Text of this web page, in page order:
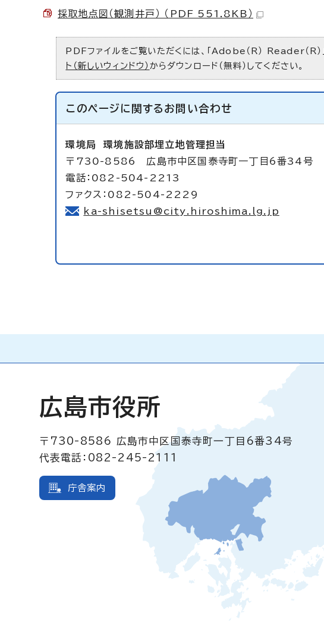
採取地点図（観測井戸） （PDF 551.8KB）
PDFファイルをご覧いただくには、「Adobe（R） Reader（R）
ト（新しいウィンドウ） からダウンロード（無料）してください。
このページに関する お問い合わせ
環境局環境施設部埋立地管理担当
〒730-8586 広島市中区国泰寺町一丁目6番34号
電話：082-504-2213
ファクス：082-504-2229
ka-shisetsu@city.hiroshima.lg.jp
広島市役所
〒730-8586
広島市中区国泰寺町一丁目6番34号
代表電話：082-245-2111
庁舎案内